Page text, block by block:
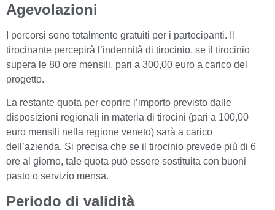
Agevolazioni
I percorsi sono totalmente gratuiti per i partecipanti. Il
tirocinante percepirà l’indennità di tirocinio, se il tirocinio
supera le 80 ore mensili, pari a 300,00 euro a carico del
progetto.
La restante quota per coprire l’importo previsto dalle
disposizioni regionali in materia di tirocini (pari a 100,00
euro mensili nella regione veneto) sarà a carico
dell’azienda. Si precisa che se il tirocinio prevede più di 6
ore al giorno, tale quota può essere sostituita con buoni
pasto o servizio mensa.
Periodo di validità